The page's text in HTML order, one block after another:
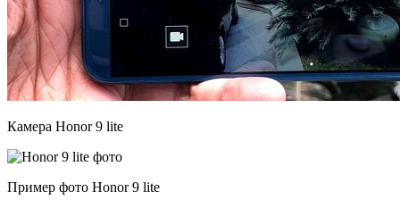
Камера Honor 9 lite
Пример фото Honor 9 lite